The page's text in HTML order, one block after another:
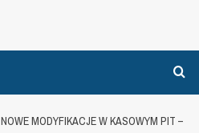
NOWE MODYFIKACJE W KASOWYM PIT –